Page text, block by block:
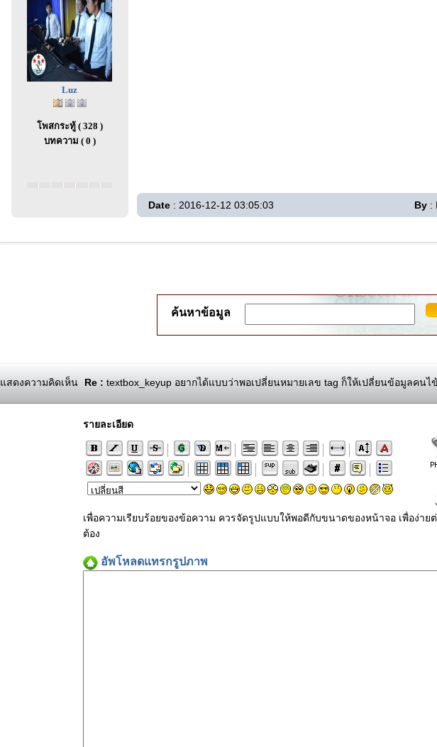
Luz
โพสกระทู้ ( 328 )
บทความ ( 0 )
Date : 2016-12-12 03:05:03 By :
ค้นหาข้อมูล
แสดงความคิดเห็น Re : textbox_keyup อยากได้แบบว่าพอเปลี่ยนหมายเลข tag ก็ให้เปลี่ยนข้อมูลคนไ
รายละเอียด
เพื่อความเรียบร้อยของข้อความ ควรจัดรูปแบบให้พอดีกับขนาดของหน้าจอ เพื่อง่า
ต้อง
อัพโหลดแทรกรูปภาพ